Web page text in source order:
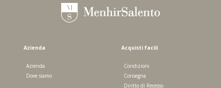
Azienda
Azienda
Dove siamo
Acquisti facili
Condizioni
Consegna
Diritto di Recesso